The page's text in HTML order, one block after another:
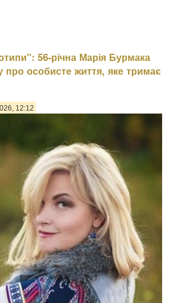
56-річна Марія Бурмака
про особисте життя, яке тримає
12:12